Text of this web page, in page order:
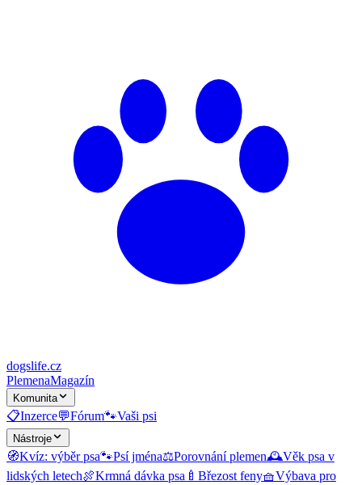
dogslife.cz
PlemenaMagazín
Komunita
📋Inzerce💬Fórum🐾Vaši psi
Nástroje
🧭Kvíz: výběr psa🐾Psí jména⚖️Porovnání plemen🕰️Věk psa v
lidských letech🍖Krmná dávka psa 🍼 Březost feny🧺Výbava pro